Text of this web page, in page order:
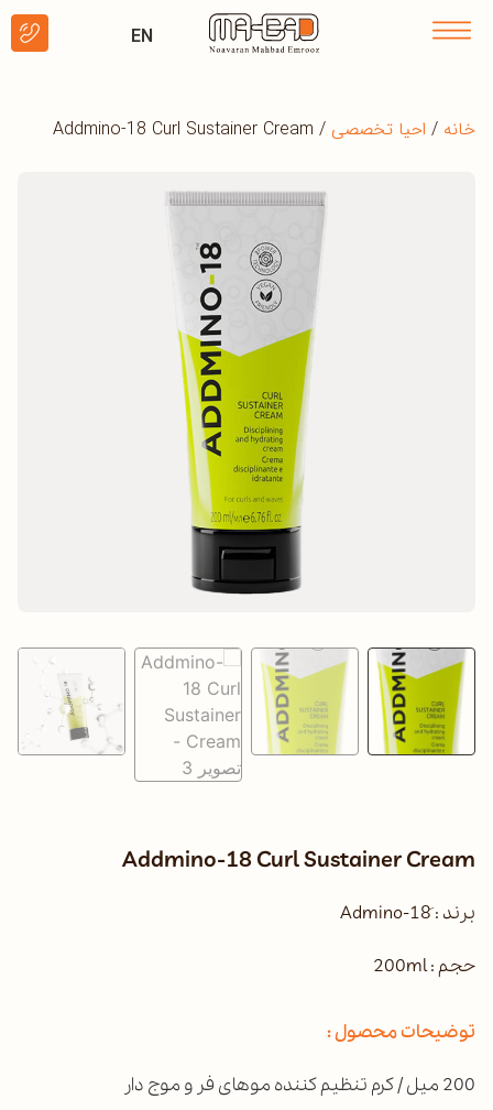
EN
خانه / احیا تخصصی / Addmino-18 Curl Sustainer Cream
Addmino-18 Curl Sustainer Cream
برند : َAdmino-18
حجم : 200ml
توضیحات محصول :
200 میل / کرم تنظیم کننده موهای فر و موج دار